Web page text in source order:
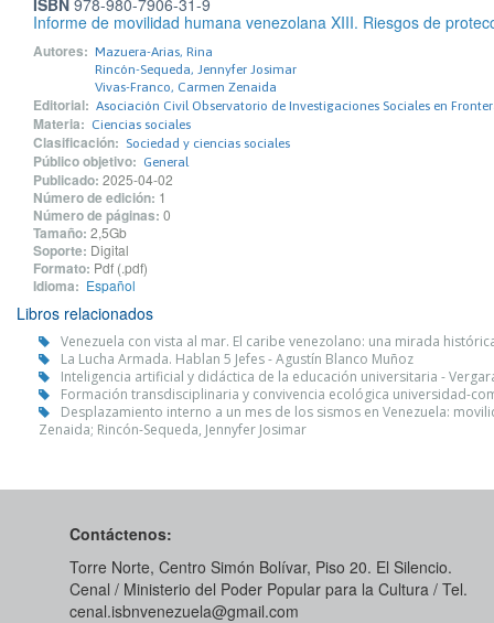
ISBN 978-980-7906-31-9
Informe de movilidad humana venezolana XIII. Riesgos de
Autores: Mazuera-Arias, Rina
Rincón-Sequeda, Jennyfer Josimar
Vivas-Franco, Carmen Zenaida
Editorial: Asociación Civil Observatorio de Investigaciones Sociales en
Materia: Ciencias sociales
Clasificación: Sociedad y ciencias sociales
Público objetivo: General
Publicado: 2025-04-02
Número de edición: 1
Número de páginas: 0
Tamaño: 2,5Gb
Soporte: Digital
Formato: Pdf (.pdf)
Idioma: Español
Libros relacionados
Venezuela con vista al mar. El caribe venezolano: una mirada
La Lucha Armada. Hablan 5 Jefes - Agustín Blanco Muñoz
Inteligencia artificial y didáctica de la educación universitaria -
Formación transdisciplinaria y convivencia ecológica universidad-
Desplazamiento interno a un mes de los sismos en Venezuela:
Zenaida; Rincón-Sequeda, Jennyfer Josimar
Contáctenos:
Torre Norte, Centro Simón Bolívar, Piso 20. El Silencio.
Cenal / Ministerio del Poder Popular para la Cultura / Tel.
cenal.isbnvenezuela@gmail.com